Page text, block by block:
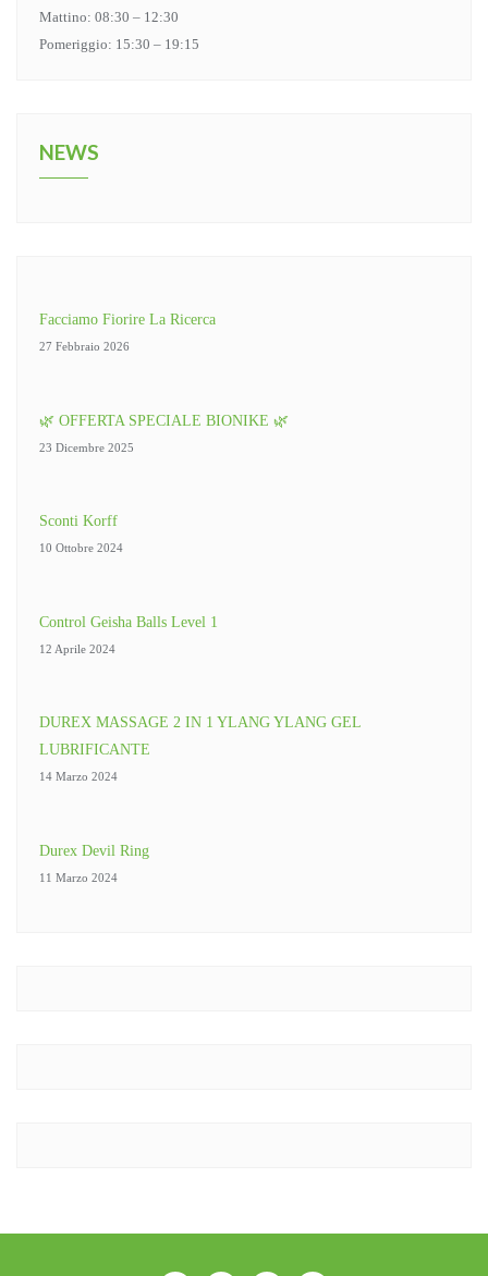
Mattino: 08:30 – 12:30
Pomeriggio: 15:30 – 19:15
NEWS
Facciamo Fiorire La Ricerca
27 Febbraio 2026
🌿 OFFERTA SPECIALE BIONIKE 🌿
23 Dicembre 2025
Sconti Korff
10 Ottobre 2024
Control Geisha Balls Level 1
12 Aprile 2024
DUREX MASSAGE 2 IN 1 YLANG YLANG GEL
LUBRIFICANTE
14 Marzo 2024
Durex Devil Ring
11 Marzo 2024